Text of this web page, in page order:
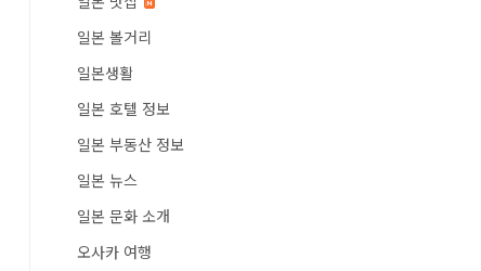
일본 볼거리
일본생활
일본 호텔 정보
일본 부동산 정보
일본 뉴스
일본 문화 소개
오사카 여행